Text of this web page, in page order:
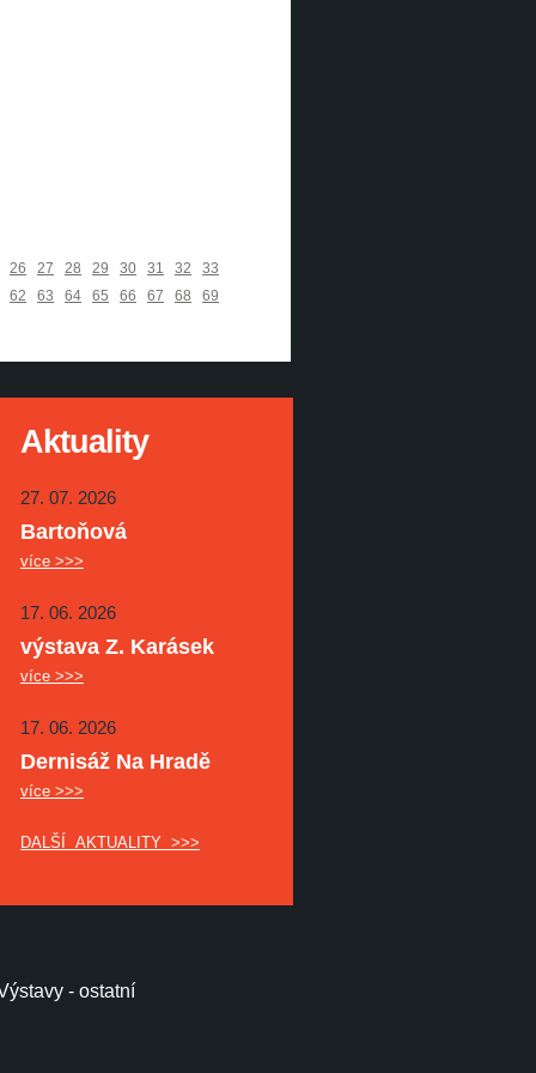
26 27 28 29 30 31 32
33
62
63 64 65 66 67 68 69
Aktuality
27. 07. 2026
Bartoňová
více >>>
17. 06. 2026
výstava Z. Karásek
více >>>
17. 06. 2026
Dernisáž Na Hradě
více >>>
DALŠÍ AKTUALITY >>>
- ostatní